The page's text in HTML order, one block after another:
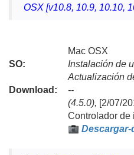
OSX [v10.8, 10.9, 10.10,
SO:
Mac OSX
Instalación de
Actualización
Download :
--
(4.5.0), [2/07/
Controlador de
Descargar-